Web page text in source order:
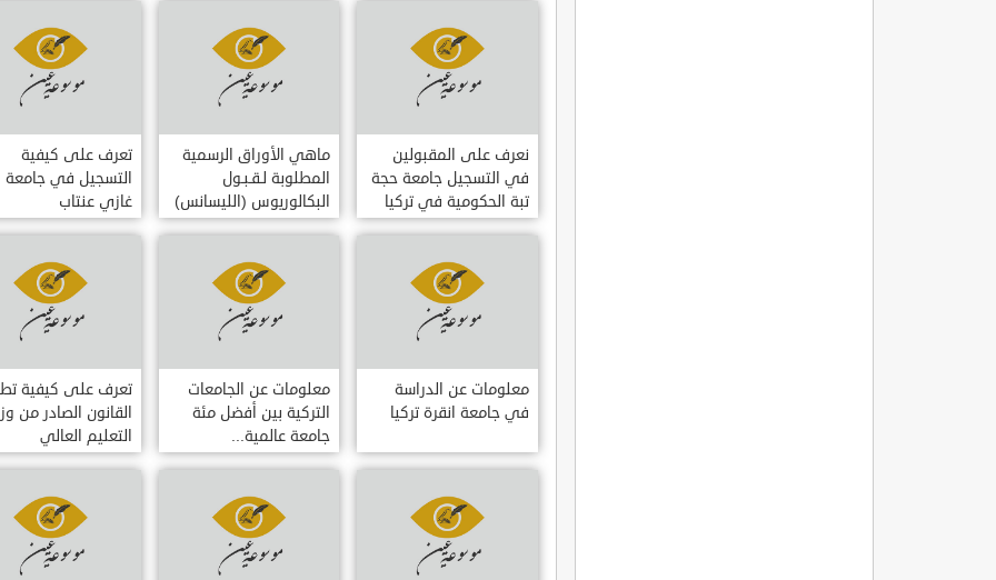
نعرف على المقبولين
في التسجيل جامعة حجة
تبة الحكومية في تركيا
ماهي الأوراق الرسمية
المطلوبة لـقـبـول
البكالوريوس (الليسانس)
و الماجستير
تعرف على كيفية
التسجيل في جامعة
غازي عنتاب
معلومات عن الدراسة
في جامعة انقرة تركيا
معلومات عن الجامعات
التركية بين أفضل مئة
جامعة عالمية...
تعرف على كيفية
القانون الصادر من
التعليم العالي